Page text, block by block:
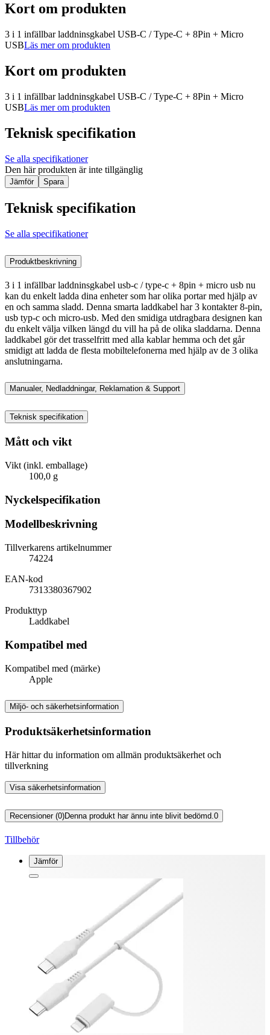
Kort om produkten
3 i 1 infällbar laddninsgkabel USB-C / Type-C + 8Pin + Micro
USBLäs mer om produkten
Kort om produkten
3 i 1 infällbar laddninsgkabel USB-C / Type-C + 8Pin + Micro
USBLäs mer om produkten
Teknisk specifikation
Se alla specifikationer
Den här produkten är inte tillgänglig
Jämför Spara
Teknisk specifikation
Se alla specifikationer
Produktbeskrivning
3 i 1 infällbar laddninsgkabel usb-c / type-c + 8pin + micro usb nu
kan du enkelt ladda dina enheter som har olika portar med hjälp av
en och samma sladd. Denna smarta laddkabel har 3 kontakter 8-pin,
usb typ-c och micro-usb. Med den smidiga utdragbara designen kan
du enkelt välja vilken längd du vill ha på de olika sladdarna. Denna
laddkabel gör det trasselfritt med alla kablar hemma och det går
smidigt att ladda de flesta mobiltelefonerna med hjälp av de 3 olika
anslutningarna.
Manualer, Nedladdningar, Reklamation & Support
Teknisk specifikation
Mått och vikt
Vikt (inkl. emballage)
100,0 g
Nyckelspecifikation
Modellbeskrivning
Tillverkarens artikelnummer
74224
EAN-kod
7313380367902
Produkttyp
Laddkabel
Kompatibel med
Kompatibel med (märke)
Apple
Miljö- och säkerhetsinformation
Produktsäkerhetsinformation
Här hittar du information om allmän produktsäkerhet och
tillverkning
Visa säkerhetsinformation
Recensioner (0)Denna produkt har ännu inte blivit bedömd. 0
Tillbehör
Jämför